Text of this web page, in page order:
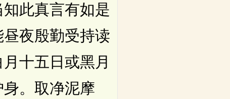
此真言有如是
夜殷勤受持读
十五日或黑月
。取净泥摩